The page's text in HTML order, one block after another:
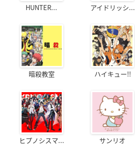
HUNTER... アイドリッシ...
暗殺教室 ハイキュー!!
ヒプノシスマ... サンリオ